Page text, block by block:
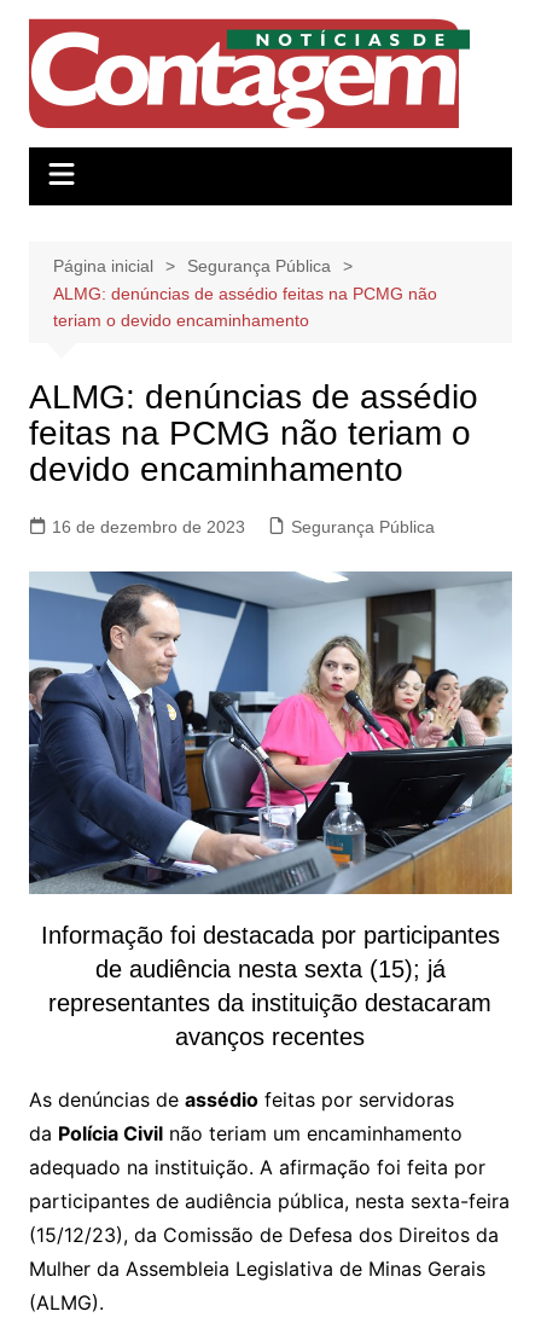
conteúdo
Página inicial
Segurança Pública
ALMG: denúncias de assédio feitas na PCMG não
teriam o devido encaminhamento
ALMG: denúncias de assédio
feitas na PCMG não teriam o
devido encaminhamento
16 de dezembro de 2023 Segurança Pública
Informação foi destacada por participantes
de audiência nesta sexta (15); já
representantes da instituição destacaram
avanços recentes
As denúncias de assédiofeitas por servidoras
da Polícia Civilnão teriam um encaminhamento
adequado na instituição. A afirmação foi feita por
participantes de audiência pública, nesta sexta-feira
(15/12/23), da Comissão de Defesa dos Direitos da
Mulher da Assembleia Legislativa de Minas Gerais
(ALMG).